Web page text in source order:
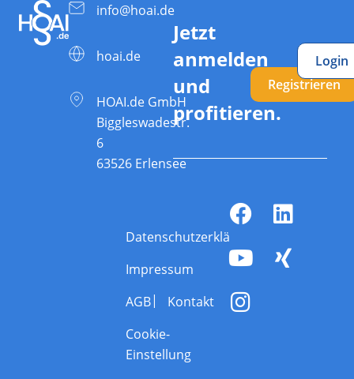
info@hoai.de
hoai.de
HOAI.de GmbH
Biggleswadestr.
6
63526 Erlensee
Jetzt
anmelden
und
profitieren.
Registrieren
Login
Datenschutzerklärung
Impressum
AGB
Kontakt
Cookie-
Einstellung